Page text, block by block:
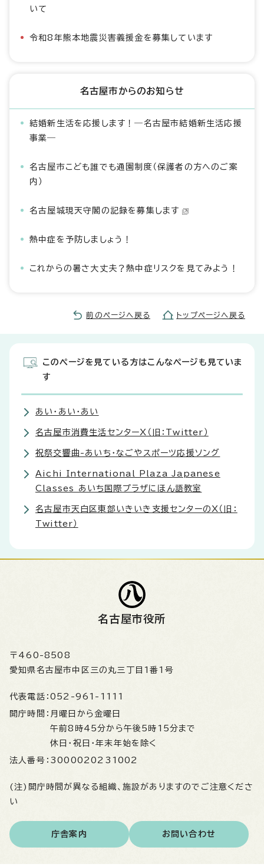
いて
令和8年熊本地震災害義援金を募集しています
名古屋市からのお知らせ
結婚新生活を応援します！―名古屋市結婚新生活応援
事業―
名古屋市こども誰でも通園制度（保護者の方へのご案
内）
名古屋城現天守閣の記録を募集します
熱中症を予防しましょう！
これからの暑さ大丈夫？熱中症リスクを見てみよう！
前のページへ戻る トップページへ戻る
このページを見ている方はこんなページも見ていま
す
あい・あい・あい
名古屋市消費生活センターX（旧：Twitter）
祝祭交響曲-あいち・なごやスポーツ応援ソング
Aichi International Plaza Japanese
Classes あいち国際プラザにほん語教室
名古屋市天白区東部いきいき支援センターのX（旧：
Twitter）
名古屋市役所
〒460-8508
愛知県名古屋市中区三の丸三丁目1番1号
代表電話： 052-961-1111
開庁時間： 月曜日から金曜日
午前8時45分から午後5時15分まで
休日・祝日・年末年始を除く
法人番号： 3000020231002
(注)開庁時間が異なる組織、施設がありますのでご注意くださ
い
庁舎案内 お問い合わせ